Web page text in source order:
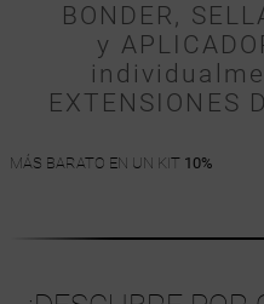
BONDER,
y
EXTENSIONES
MÁS BARATO EN UN KIT 10%